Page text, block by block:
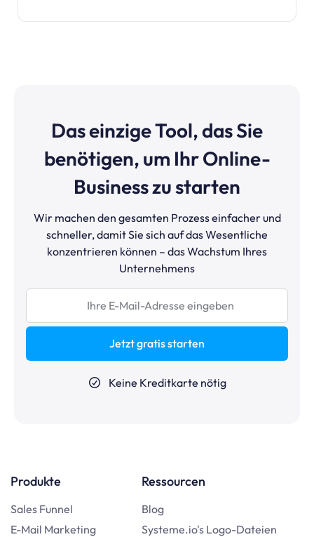
Das einzige Tool, das Sie
benötigen, um Ihr Online-
Business zu starten
Wir machen den gesamten Prozess einfacher und
schneller, damit Sie sich auf das Wesentliche
konzentrieren können – das Wachstum Ihres
Unternehmens
Jetzt gratis starten
Keine Kreditkarte nötig
Produkte
Sales Funnel
E-Mail Marketing
Ressourcen
Blog
Systeme.io's Logo-Dateien